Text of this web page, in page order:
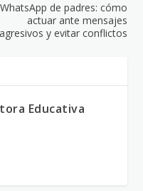
WhatsApp de padres: cómo
actuar ante mensajes
agresivos y evitar conflictos
Educativa